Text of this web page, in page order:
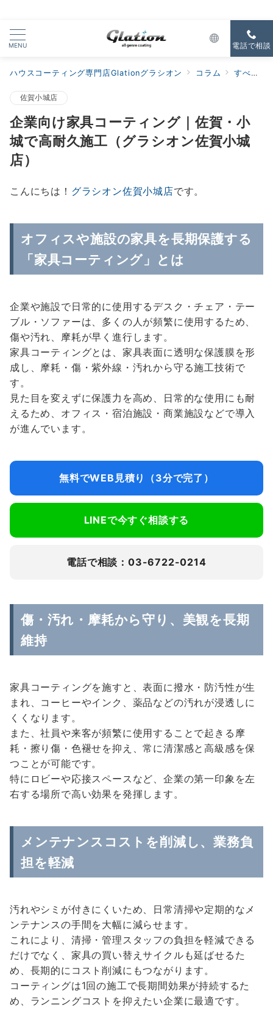
MENU 電話で相談
ハウスコーティング専門店Glationグラシオン コラム すべての新着
佐賀小城店
企業向け家具コーティング｜佐賀・小
城で高耐久施工（グラシオン佐賀小城
店）
こんにちは！ グラシオン佐賀小城店です。
オフィスや施設の家具を長期保護する
「家具コーティング」とは
企業や施設で日常的に使用するデスク・チェア・テー
ブル・ソファーは、多くの人が頻繁に使用するため、
傷や汚れ、摩耗が早く進行します。
家具コーティングとは、家具表面に透明な保護膜を形
成し、摩耗・傷・紫外線・汚れから守る施工技術で
す。
見た目を変えずに保護力を高め、日常的な使用にも耐
えるため、オフィス・宿泊施設・商業施設などで導入
が進んでいます。
無料でWEB見積り（3分で完了）
LINEで今すぐ相談する
電話で相談：03-6722-0214
傷・汚れ・摩耗から守り、美観を長期
維持
家具コーティングを施すと、表面に撥水・防汚性が生
まれ、コーヒーやインク、薬品などの汚れが浸透しに
くくなります。
また、社員や来客が頻繁に使用することで起きる摩
耗・擦り傷・色褪せを抑え、常に清潔感と高級感を保
つことが可能です。
特にロビーや応接スペースなど、企業の第一印象を左
右する場所で高い効果を発揮します。
メンテナンスコストを削減し、業務負
担を軽減
汚れやシミが付きにくいため、日常清掃や定期的なメ
ンテナンスの手間を大幅に減らせます。
これにより、清掃・管理スタッフの負担を軽減できる
だけでなく、家具の買い替えサイクルも延ばせるた
め、長期的にコスト削減にもつながります。
コーティングは1回の施工で長期間効果が持続するた
め、ランニングコストを抑えたい企業に最適です。